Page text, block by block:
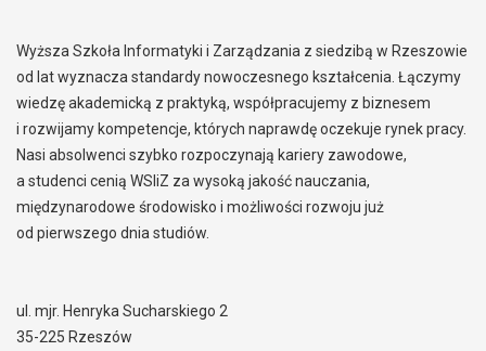
Wyższa Szkoła Informatyki i Zarządzania z siedzibą w Rzeszowie
od lat wyznacza standardy nowoczesnego kształcenia. Łączymy
wiedzę akademicką z praktyką, współpracujemy z biznesem
i rozwijamy kompetencje, których naprawdę oczekuje rynek pracy.
Nasi absolwenci szybko rozpoczynają kariery zawodowe,
a studenci cenią WSIiZ za wysoką jakość nauczania,
międzynarodowe środowisko i możliwości rozwoju już
od pierwszego dnia studiów.
ul. mjr. Henryka Sucharskiego 2
35-225 Rzeszów